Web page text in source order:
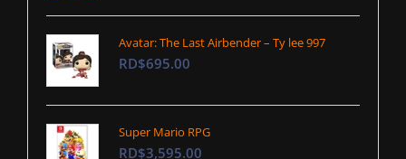
Avatar: The Last Airbender – Ty lee 997
RD$695.00
Super Mario RPG
RD$3,595.00